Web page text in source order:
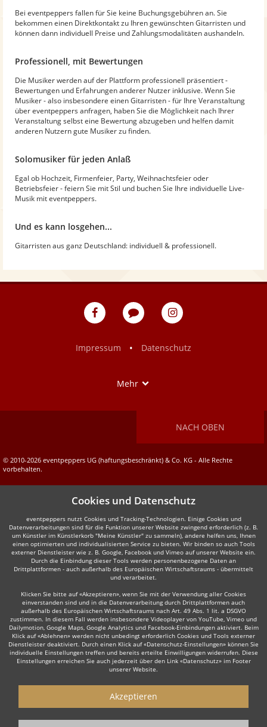
Bei eventpeppers fallen für Sie keine Buchungsgebühren an. Sie
bekommen einen Direktkontakt zu Ihren gewünschten Gitarristen und
können dann individuell Preise und Zahlungsmodalitäten aushandeln.
Professionell, mit Bewertungen
Die Musiker werden auf der Plattform professionell präsentiert -
Bewertungen und Erfahrungen anderer Nutzer inklusive. Wenn Sie
Musiker - also insbesondere einen Gitarristen - für Ihre Veranstaltung
über eventpeppers anfragen, haben Sie die Möglichkeit nach Ihrer
Veranstaltung selbst eine Bewertung abzugeben und helfen damit
anderen Nutzern gute Musiker zu finden.
Solomusiker für jeden Anlaß
Egal ob Hochzeit, Firmenfeier, Party, Weihnachtsfeier oder
Betriebsfeier - feiern Sie mit Stil und buchen Sie Ihre individuelle Live-
Musik mit eventpeppers.
Und es kann losgehen...
Gitarristen aus ganz Deutschland: individuell & professionell.
eventpeppers
Blog
eventpeppers
Impressum
• Datenschutz
Mehr
NACH OBEN
© 2010-2026 eventpeppers UG (haftungsbeschränkt) & Co. KG - Alle Rechte
vorbehalten.
Cookies und Datenschutz
eventpeppers nutzt Cookies und Tracking-Technologien. Einige Cookies und
Datenverarbeitungen sind für die Funktion unserer Website zwingend erforderlich (z. B.
um Künstler im Künstlerkorb "Meine Künstler" zu sammeln), andere helfen uns, Ihnen
einen optimierten und individualisierten Service zu bieten. Wir binden so auch Tools
externer Dienstleister wie z. B. Google, Facebook und Vimeo auf unserer Website ein.
Durch die Einbindung dieser Tools werden personenbezogene Daten an
Drittplattformen - auch außerhalb des Europäischen Wirtschaftsraums - übermittelt
und verarbeitet.
Klicken Sie bitte auf «Akzeptieren», wenn Sie mit der Verwendung aller Cookies
einverstanden sind und in die Datenverarbeitung durch Drittplattformen auch
außerhalb des Europäischen Wirtschaftsraums nach Art. 49 Abs. 1 lit. a DSGVO
zustimmen. In diesem Fall werden insbesondere Videoplayer von YouTube, Vimeo und
Dailymotion, Google Maps, Google Analytics und Facebook-Einbindungen aktiviert. Beim
Klick auf «Ablehnen» werden nicht unbedingt erforderlich Cookies und Tools externer
Dienstleister deaktiviert. Durch einen Klick auf «Datenschutz-Einstellungen» können Sie
individuelle Einstellungen treffen und bereits erteilte Einwilligungen widerrufen. Diese
Einstellungen erreichen Sie auch jederzeit über den Link «Datenschutz» im Footer
unserer Website.
Akzeptieren